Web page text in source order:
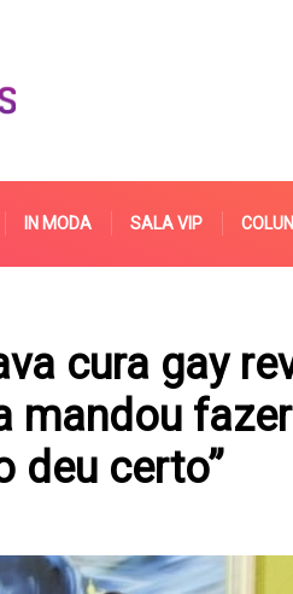
IN MODA SALA VIP
cura gay
mandou
deu certo”